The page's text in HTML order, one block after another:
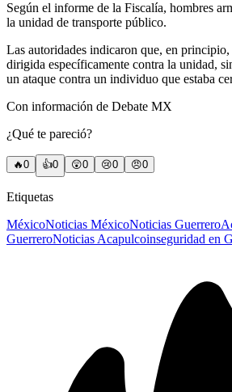
Según el informe de la Fiscalía, hombres
la unidad de transporte público.
Las autoridades indicaron que, en principio,
dirigida específicamente contra la unidad,
un ataque contra un individuo que estaba
Con información de Debate MX
¿Qué te pareció?
🔥0 👍0 😲0 😢0 😠0
Etiquetas
MéxicoNoticias MéxicoNoticias Guerrero
GuerreroNoticias Acapulcoinseguridad en